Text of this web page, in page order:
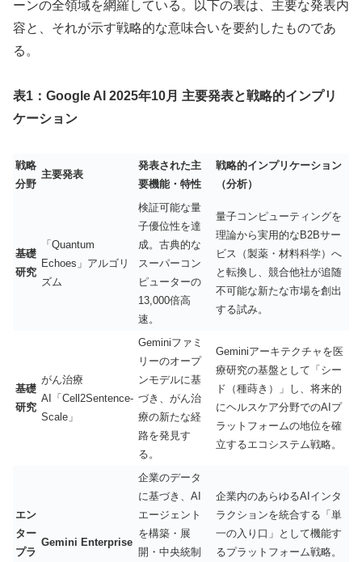
ーンの全領域を網羅している。以下の表は、主要な発表内
容と、それが示す戦略的な意味合いを要約したものであ
る。
表1：Google AI 2025年10月 主要発表と戦略的インプリ
ケーション
戦略
分野
主要発表
発表された主
要機能・特性
戦略的インプリケーション
（分析）
基礎
研究
「Quantum
Echoes」アルゴリ
ズム
検証可能な量
子優位性を達
成。古典的な
スーパーコン
ピューターの
13,000倍高
速。
量子コンピューティングを
理論から実用的なB2Bサー
ビス（製薬・材料科学）へ
と転換し、競合他社が追随
不可能な新たな市場を創出
する試み。
基礎
研究
がん治療
AI「Cell2Sentence-
Scale」
Geminiファミ
リーのオープ
ンモデルに基
づき、がん治
療の新たな経
路を発見す
る。
Geminiアーキテクチャを医
療研究の基盤として「シー
ド（種蒔き）」し、将来的
にヘルスケア分野でのAIプ
ラットフォームの地位を確
立するエコシステム戦略。
エン
ター
プラ
Gemini Enterprise
企業のデータ
に基づき、AI
エージェント
を構築・展
開・中央統制
企業内のあらゆるAIインタ
ラクションを統合する「単
一の入り口」として機能す
るプラットフォーム戦略。